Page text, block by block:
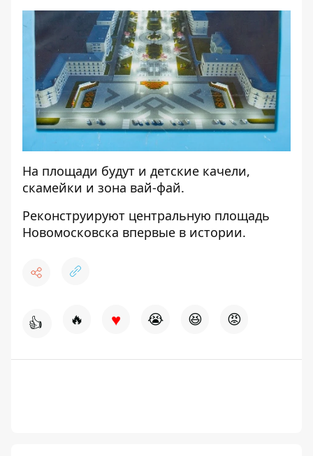
На площади будут и детские качели,
скамейки и зона вай-фай.
Реконструируют центральную площадь
Новомосковска впервые в истории.
👍 🔥 ♥ 😭 😆 😡